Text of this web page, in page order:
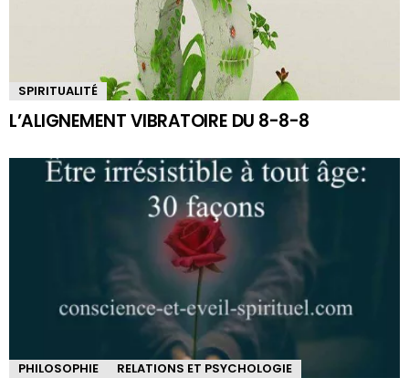
SPIRITUALITÉ
L’ALIGNEMENT VIBRATOIRE DU 8-8-8
PHILOSOPHIE RELATIONS ET PSYCHOLOGIE